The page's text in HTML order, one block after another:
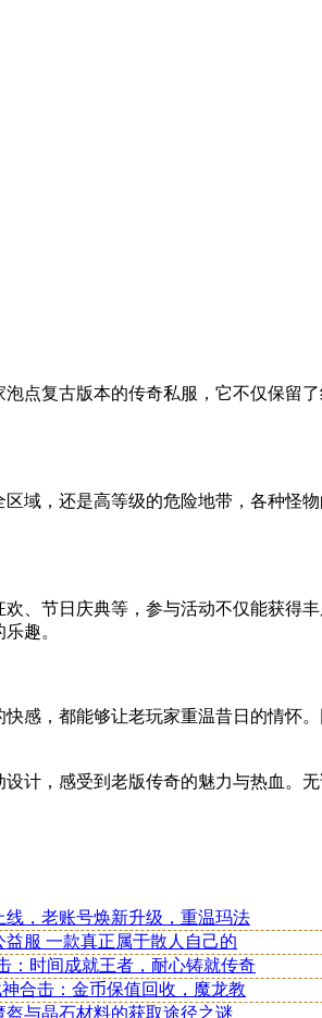
点复古版本的传奇私服，它不仅保留
域，还是高等级的危险地带，各种怪
、节日庆典等，参与活动不仅能获得
趣。
感，都能够让老玩家重温昔日的情怀
计，感受到老版传奇的魅力与热血。
线，老账号焕新升级，重温玛法
益服 一款真正属于散人自己的
：时间成就王者，耐心铸就传奇
合击：金币保值回收，魔龙教
盔与晶石材料的获取途径之谜